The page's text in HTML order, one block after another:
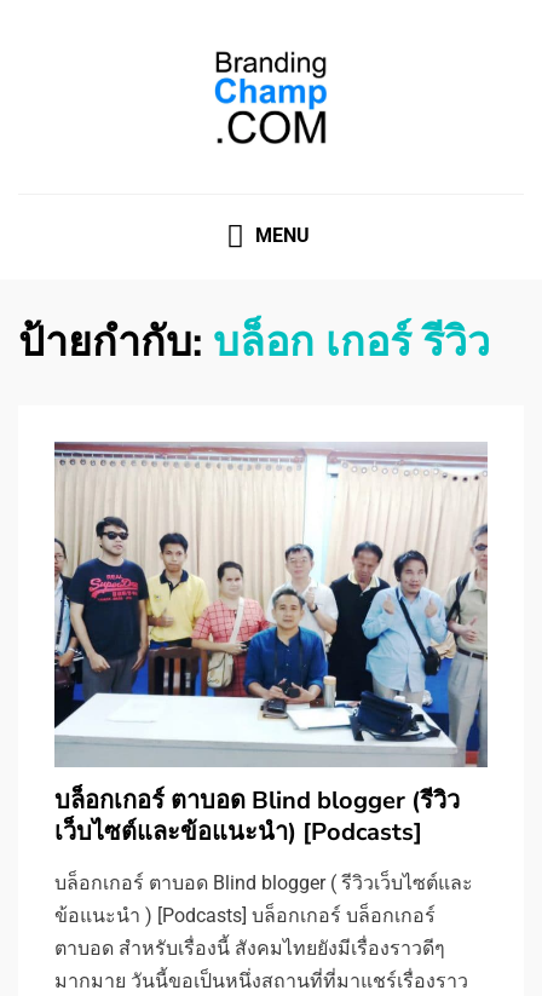
MENU
ป้ายกำกับ: บล็อก เกอร์ รีวิว
บล็อกเกอร์ ตาบอด Blind blogger (รีวิว
เว็บไซต์และข้อแนะนำ) [Podcasts]
บล็อกเกอร์ ตาบอด Blind blogger ( รีวิวเว็บไซต์และ
ข้อแนะนำ ) [Podcasts] บล็อกเกอร์ บล็อกเกอร์
ตาบอด สำหรับเรื่องนี้ สังคมไทยยังมีเรื่องราวดีๆ
มากมาย วันนี้ขอเป็นหนึ่งสถานที่ที่มาแชร์เรื่องราว